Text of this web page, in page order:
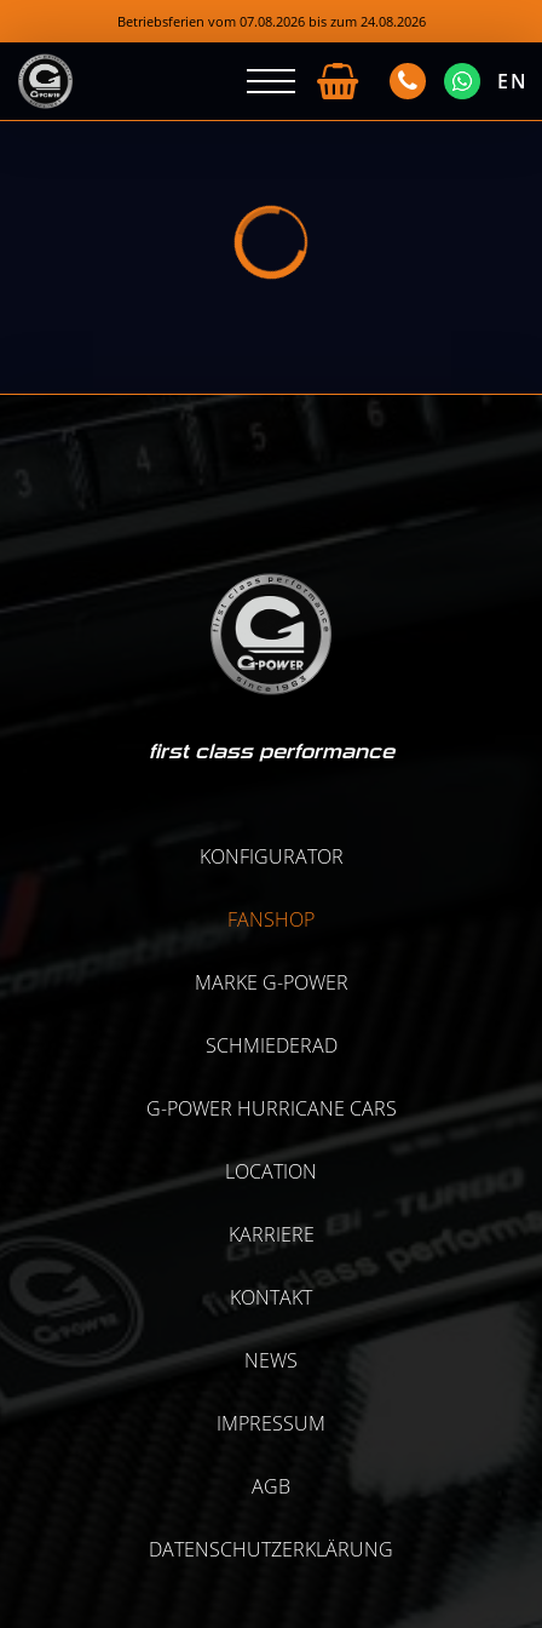
Betriebsferien vom 07.08.2026 bis zum 24.08.2026
EN
first class performance
KONFIGURATOR
FANSHOP
MARKE G-POWER
SCHMIEDERAD
G-POWER HURRICANE CARS
LOCATION
KARRIERE
KONTAKT
NEWS
IMPRESSUM
AGB
DATENSCHUTZERKLÄRUNG